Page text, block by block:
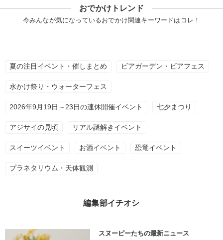
おでかけトレンド
今みんなが気になっているおでかけ関連キーワードはコレ！
夏の注目イベント・催しまとめ ビアガーデン・ビアフェス
水かけ祭り・ウォーターフェス
2026年9月19日～23日の連休開催イベント 七夕まつり
アジサイの見頃 リアル謎解きイベント
スイーツイベント お酒イベント 恐竜イベント
プラネタリウム・天体観測
編集部イチオシ
スヌーピーたちの最新ニュース